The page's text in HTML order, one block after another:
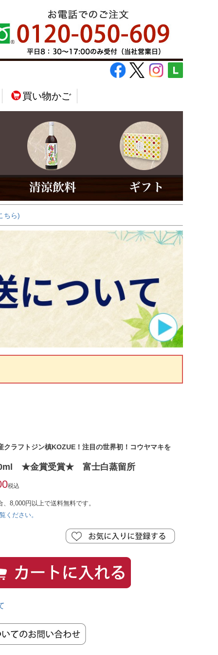
買い物かご
ちら)
クラフトジン槙KOZUE！注目の世界初！コウヤマキを
★金賞受賞★ 富士白蒸留所
税込
8,000円以上で送料無料です。
ください。